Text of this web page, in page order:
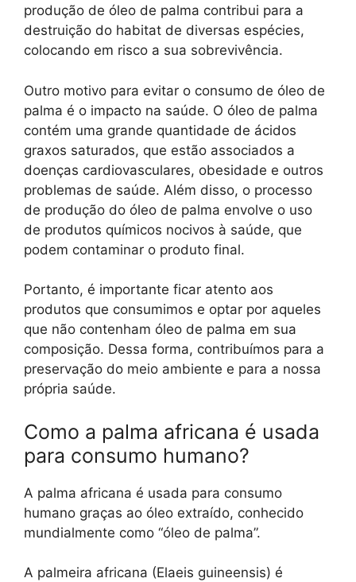
produção de óleo de palma contribui para a
destruição do habitat de diversas espécies,
colocando em risco a sua sobrevivência.
Outro motivo para evitar o consumo de óleo de
palma é o impacto na saúde. O óleo de palma
contém uma grande quantidade de ácidos
graxos saturados, que estão associados a
doenças cardiovasculares, obesidade e outros
problemas de saúde. Além disso, o processo
de produção do óleo de palma envolve o uso
de produtos químicos nocivos à saúde, que
podem contaminar o produto final.
Portanto, é importante ficar atento aos
produtos que consumimos e optar por aqueles
que não contenham óleo de palma em sua
composição. Dessa forma, contribuímos para a
preservação do meio ambiente e para a nossa
própria saúde.
Como a palma africana é usada
para consumo humano?
A palma africana é usada para consumo
humano graças ao óleo extraído, conhecido
mundialmente como “óleo de palma”.
A palmeira africana (Elaeis guineensis) é